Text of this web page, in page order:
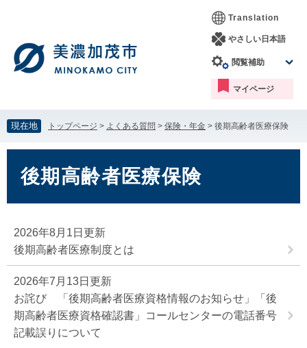
す。
し
て
本
文
Translation
やさしい日本語
閲覧補助
マイページ
現在地 トップページ > よくある質問 > 保険・年金 > 後期高齢者医療保険
後期高齢者医療保険
2026年8月1日更新
後期高齢者医療制度とは
2026年7月13日更新
お詫び 「後期高齢者医療資格情報のお知らせ」「後
期高齢者医療資格確認書」コールセンターの電話番号
記載誤りについて